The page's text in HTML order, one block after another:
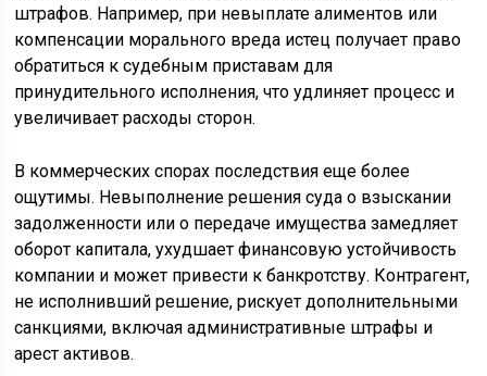
штрафов. Например, при невыплате алиментов или
компенсации морального вреда истец получает право
обратиться к судебным приставам для
принудительного исполнения, что удлиняет процесс и
увеличивает расходы сторон.
В коммерческих спорах последствия еще более
ощутимы. Невыполнение решения суда о взыскании
задолженности или о передаче имущества замедляет
оборот капитала, ухудшает финансовую устойчивость
компании и может привести к банкротству. Контрагент,
не исполнивший решение, рискует дополнительными
санкциями, включая административные штрафы и
арест активов.